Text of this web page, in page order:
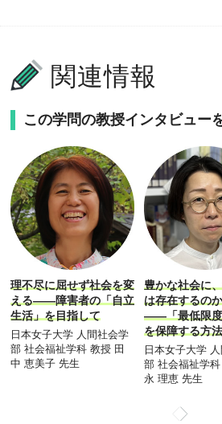
関連情報
この学問の教授インタビュー
理不尽に屈せず社会を変
える――障害者の「自立
生活」を目指して
日本女子大学 人間社会学
部 社会福祉学科 教授 田
中 恵美子 先生
豊かな社会に
は存在するの
――「最低限度
を保障する方
日本女子大学
部 社会福祉学
永 理恵 先生